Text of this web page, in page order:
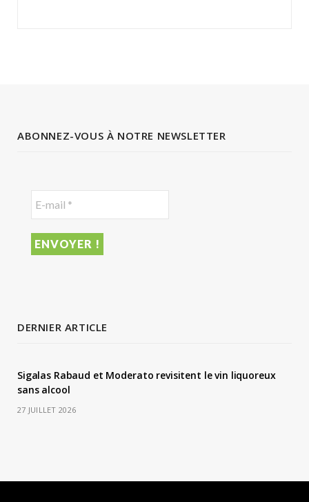
ABONNEZ-VOUS À NOTRE NEWSLETTER
DERNIER ARTICLE
Sigalas Rabaud et Moderato revisitent le vin liquoreux
sans alcool
27 JUILLET 2026